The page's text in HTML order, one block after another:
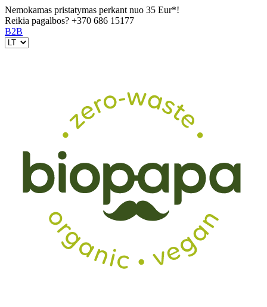
Nemokamas pristatymas perkant nuo 35 Eur*!
Reikia pagalbos? +370 686 15177
B2B